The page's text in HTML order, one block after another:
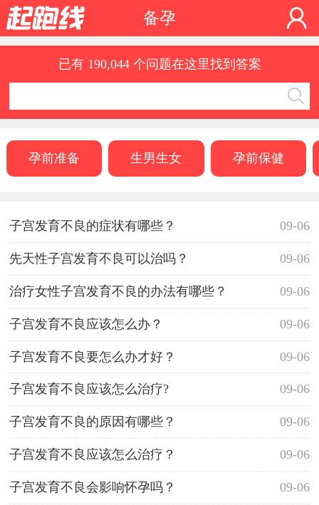
备孕
已有 190,044 个问题在这里找到答案
孕前准备 生男生女 孕前保健
09-06
子宫发育不良的症状有哪些？
09-06
先天性子宫发育不良可以治吗？
09-06
治疗女性子宫发育不良的办法有哪些？
09-06
子宫发育不良应该怎么办？
09-06
子宫发育不良要怎么办才好？
09-06
子宫发育不良应该怎么治疗?
09-06
子宫发育不良的原因有哪些？
09-06
子宫发育不良应该怎么治疗？
09-06
子宫发育不良会影响怀孕吗？